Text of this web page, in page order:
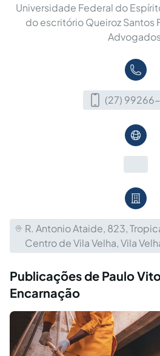
Universidade Federal do
do escritório Queiroz Santos
(27)
R. Antonio Ataide, 823,
Centro de Vila Velha, Vila
Publicações de Paulo
Encarnação